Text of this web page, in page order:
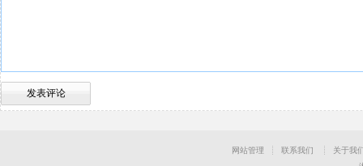
网站管理 联系我们
关于我